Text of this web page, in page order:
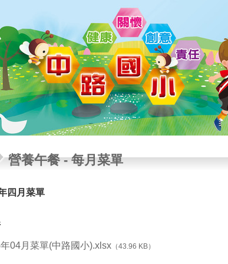
營養午餐-每月菜單
四月菜單
04月菜單(中路國小).xlsx （43.96 KB）